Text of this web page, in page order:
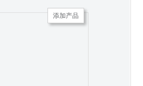
添加产品